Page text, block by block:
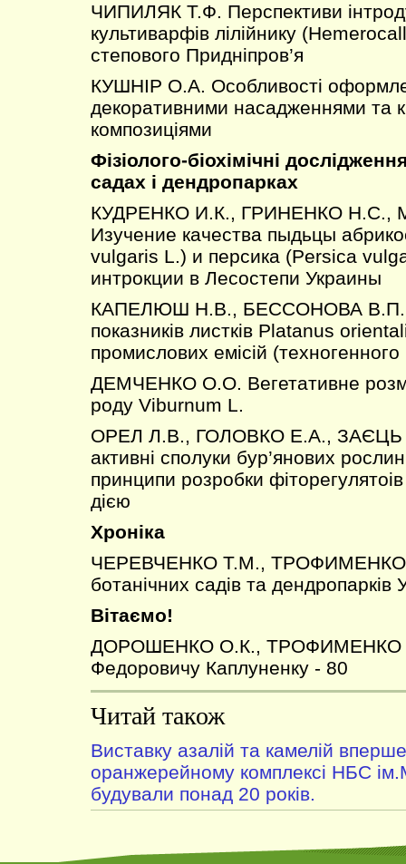
ЧИПИЛЯК Т.Ф. Перспективи
культиварфів лілійнику
степового Придніпров’я
КУШНІР О.А. Особливості
декоративними насадженнями та
композиціями
Фізіолого-біохімічні
садах і дендропарках
КУДРЕНКО И.К., ГРИНЕНКО Н.С.,
Изучение качества пыдьцы
vulgaris L.) и персика (Persica
интрокции в Лесостепи Украины
КАПЕЛЮШ Н.В., БЕССОНОВА В.П.
показників листків Platanus
промислових емісій
ДЕМЧЕНКО О.О. Вегетативне
роду Viburnum L.
ОРЕЛ Л.В., ГОЛОВКО Е.А., ЗАЄЦЬ
активні сполуки бур’янових
принципи розробки
дією
Хроніка
ЧЕРЕВЧЕНКО Т.М., ТРОФИМЕНКО
ботанічних садів та дендропарків
Вітаємо!
ДОРОШЕНКО О.К., ТРОФИМЕНКО
Федоровичу Каплуненку - 80
Читай також
Виставку азалій та камелій
оранжерейному комплексі НБС
будували понад 20 років.